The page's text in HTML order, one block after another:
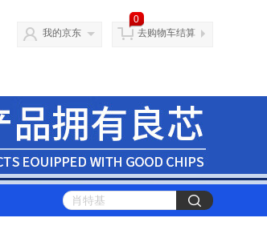
我的京东
0
去购物车结算